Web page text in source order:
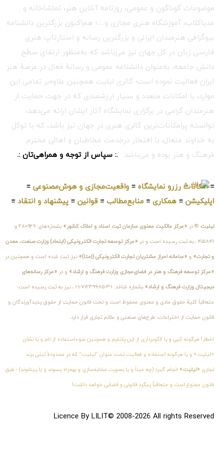
موضوعات گوناگون و عمومی، روزنامه آنلاین هنر، تماشاخانه و
مدیاکلاب، آموزشگاه هنری مجازی و…؛ هم‌اکنون بزرگترین دانشنامه
بیوگرافی هنرمندان ایرانی و بزرگترین رسانه و استارتاپ هنری
فارسی زبان در کل جهان نیز می‌باشد که به‌منظور ارتقای سطح
دانش جامعه، به‌عنوان دانشنامه عمومی و رسانهٔ فعال در عرصهٔ هنر
ایران فعالیت نموده است؛ گالری لیلیت همچنین علاوه‌بر تمامی این
موارد، با امکانات متعدد و بسیار ارزشمندی که در جهت حمایت از
هنرمندان گرامی در برگزاری نمایشگاه آثار ایشان ارائه می‌دهد،
توانسته پرامکانات‌ترین گالری هنری در جهان نیز باشد، که با توکل
به خداوند متعال، با افتخار درخدمت مخاطبان و اهالی محترم
فرهنگ و هنر بوده و می‌باشد. .: سپاس از توجه و همراهی‌تان :.
≡امکانات رزرو نمایشگاه≡ واقعیت‌مجازی و هوش‌مصنوعی≡
اپلیکیشن≡ همکاری≡ منابع‌مطالب≡ قوانین≡ پیشنهاد و انتقاد≡
لیلیت® در «مرکز مالکیت معنوی سازمان ثبت اسناد و املاک کشور» بشماره‌های: ۲۸۰۹۲۹ و
۴۵۱۸۴۱ ، به ثبت رسیده است و در «مرکز توسعه تجارت الکترونیکی (اینماد) وزارت صنعت، معدن
و تجارت»و«سامانه احراز مشتریان تجارت الکترونیکی (اِمتا)»نیز ثبت شده است و همچنین در
«مرکز توسعه فرهنگ و هنر در فضای‌مجازی وزارت فرهنگ و ارشاد»و در «مرکز رسانه‌های
دیجیتال وزارت فرهنگ و ارشاد» بشماره شامَد: ۱-۳-۶۵-۷۱۲۳۹۹-۱-۱ ، نیز به ثبت رسیده است؛
متعاقباً کلیهٔ حقوق مادی و معنوی محفوظ است و تحت قانون حمایت از حقوق پدیدآورندگان و
قانون حمایت از اختراعات، طرح‌های صنعتی و علائم تجاری قرار دارد.
اخطار! هرگونه کپی و یا الگوبرداری از این پلتفرم و همچنین سوءاستفاده از نام و یا نشان
«لیلیت» و یا هرگونه استفاده و فعالیت تحت عنوان “لیلیت” که در محدودهٔ ثبتی برند
تجاری«لیلیت»انجام گیرد (چه عیناً و یا بصورت مشابه‌سازی و بهمراه پسوند و یا پیشوند) ؛ طبق
قانون ممنوع است و متعاقباً پیگرد قانونی و قضایی خواهد داشت!
Licence By LILIT© 2008-2026 All rights Reserved